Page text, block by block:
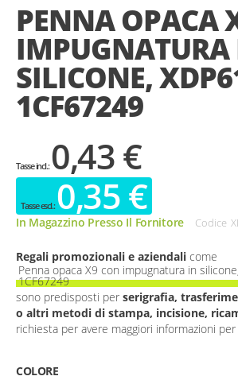
beginning
of
images
gallery
PENNA OPACA
SILICONE,
1CF67249
0,43 €
0,35 €
In Magazzino Presso Il Fornitore Codice
Regali promozionali e aziendali come
Penna opaca X9 con impugnatura in
1CF67249
sono predisposti per serigrafia,
o altri metodi di stampa, incisione,
richiesta per avere maggiori informazioni
COLORE